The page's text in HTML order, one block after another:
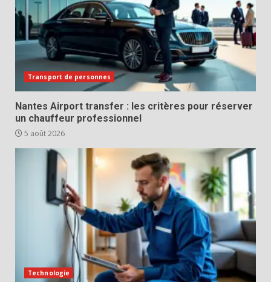
Transport de personnes
Nantes Airport transfer : les critères pour réserver
un chauffeur professionnel
5 août 2026
Technologie